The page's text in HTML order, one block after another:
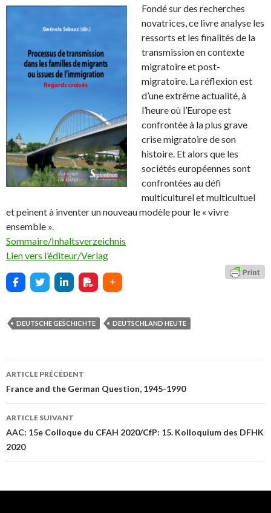
Fondé sur des recherches
novatrices, ce livre analyse les
ressorts et les finalités de la
transmission en contexte
migratoire et post-
migratoire. La réflexion est
d’une extrême actualité, à
l’heure où l’Europe est
confrontée à la plus grave
crise migratoire de son
histoire. Et alors que les
sociétés européennes sont
confrontées au défi
multiculturel et multicultuel
et peinent à inventer un nouveau modèle pour le « vivre
ensemble ».
Sommaire/Inhaltsverzeichnis
Lien vers l’éditeur/Verlag
DEUTSCHE GESCHICHTE DEUTSCHLAND HEUTE
Navigation
des
articles
ARTICLE PRÉCÉDENT
France and the German Question, 1945-1990
ARTICLE SUIVANT
AAC: 15e Colloque du CFAH 2020/CfP: 15. Kolloquium des DFHK
2020